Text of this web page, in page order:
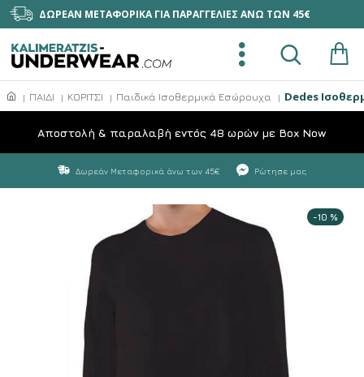
ΔΩΡΕΑΝ ΜΕΤΑΦΟΡΙΚΑ ΓΙΑ ΠΑΡΑΓΓΕΛΙΕΣ ΑΝΩ ΤΩΝ 45€
ΠΑΙΔΙ ΚΟΡΙΤΣΙ Παιδικά Ισοθερμικά Εσώρουχα Dedes
Aποστολή & παραλαβή εντός 48 ωρών με Box Now
Δωρεάν Μεταφορικά άνω των 45€ Ρώτησε μας
-10 %